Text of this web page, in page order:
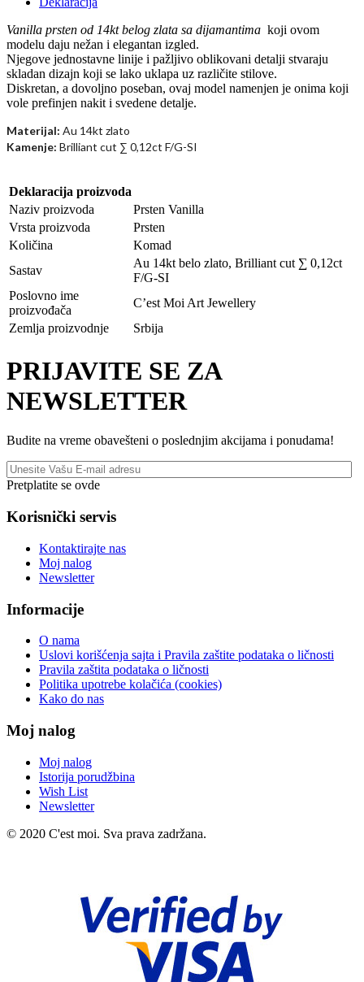
Vanilla prsten od 14kt belog zlata sa dijamantima koji ovom
modelu daju nežan i elegantan izgled.
Njegove jednostavne linije i pažljivo oblikovani detalji stvaraju
skladan dizajn koji se lako uklapa uz različite stilove.
Diskretan, a dovoljno poseban, ovaj model namenjen je onima koji
vole prefinjen nakit i svedene detalje.
Materijal: Au 14kt zlato
Kamenje: Brilliant cut ∑ 0,12ct F/G-SI
Deklaracija proizvoda
Naziv proizvoda
Prsten Vanilla
Vrsta proizvoda
Prsten
Količina
Komad
Sastav
Au 14kt belo zlato, Brilliant cut ∑ 0,12ct
F/G-SI
Poslovno ime
proizvođača
C’est Moi Art Jewellery
Zemlja proizvodnje
Srbija
PRIJAVITE SE ZA
NEWSLETTER
Budite na vreme obavešteni o poslednjim akcijama i ponudama!
Pretplatite se ovde
Korisnički servis
Kontaktirajte nas
Moj nalog
Newsletter
Informacije
O nama
Uslovi korišćenja sajta i Pravila zaštite podataka o ličnosti
Pravila zaštita podataka o ličnosti
Politika upotrebe kolačića (cookies)
Kako do nas
Moj nalog
Moj nalog
Istorija porudžbina
Wish List
Newsletter
© 2020 C'est moi. Sva prava zadržana.